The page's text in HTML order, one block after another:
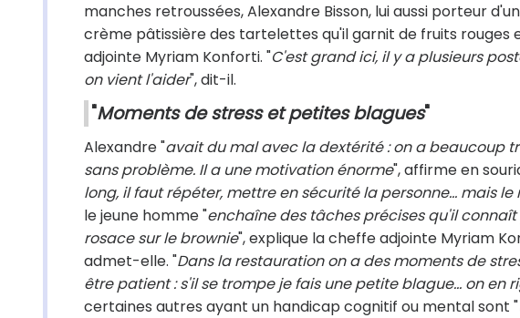
manches retroussées, Alexandre Bisson, lui aussi porteur
crème pâtissière des tartelettes qu'il garnit de fruits rouges
adjointe Myriam Konforti. "C'est grand ici, il y a plusieurs
on vient l'aider", dit-il.
"Moments de stress et petites blagues"
Alexandre "avait du mal avec la dextérité : on a beaucoup
sans problème. Il a une motivation énorme", affirme en
long, il faut répéter, mettre en sécurité la personne... mais
le jeune homme "enchaîne des tâches précises qu'il
rosace sur le brownie", explique la cheffe adjointe Myriam
admet-elle. "Dans la restauration on a des moments de
être patient : s'il se trompe je fais une petite blague... on en
certaines autres ayant un handicap cognitif ou mental sont "